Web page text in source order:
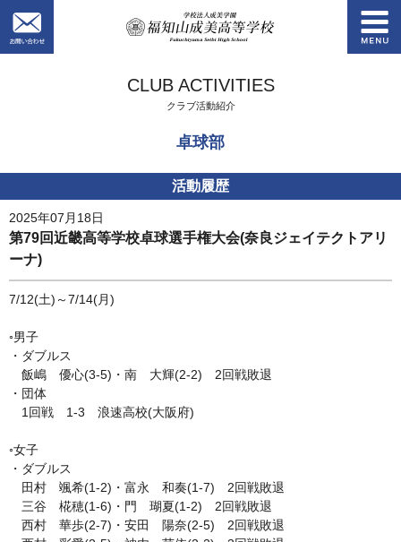
学校法人成美学
CLUB ACTIVITIES
クラブ活動紹介
卓球部
活動履歴
2025年07月18日
第79回近畿高等学校卓球選手権大会(奈良ジェイテクトアリ
ーナ)
7/12(土)～7/14(月)
◦男子
・ダブルス
飯嶋 優心(3-5)・南 大輝(2-2) 2回戦敗退
・団体
1回戦 1-3 浪速高校(大阪府)
◦女子
・ダブルス
田村 颯希(1-2)・富永 和奏(1-7) 2回戦敗退
三谷 椛穂(1-6)・門 瑚夏(1-2) 2回戦敗退
西村 華歩(2-7)・安田 陽奈(2-5) 2回戦敗退